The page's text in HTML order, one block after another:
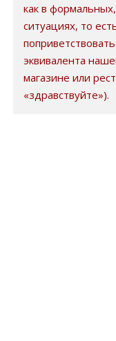
как в
ситуациях, то
эквивалента
магазине или
«здравствуйте»).